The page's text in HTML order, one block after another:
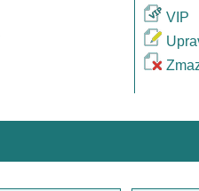
VIP